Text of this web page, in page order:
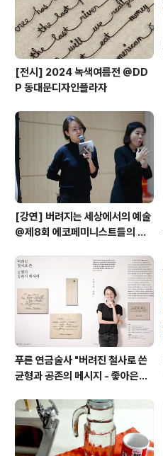
[전시] 2024 녹색여름전 @DD
P 동대문디자인플라자
[강연] 버려지는 세상에서의 예술
@제8회 에코페미니스트들의 컨
력, 빵 끈, 채소 묶은 폐철사로 작업
합니다")
푸른 연금술사 "버려진 철사로 쓴
균형과 공존의 메시지 - 좋아은경